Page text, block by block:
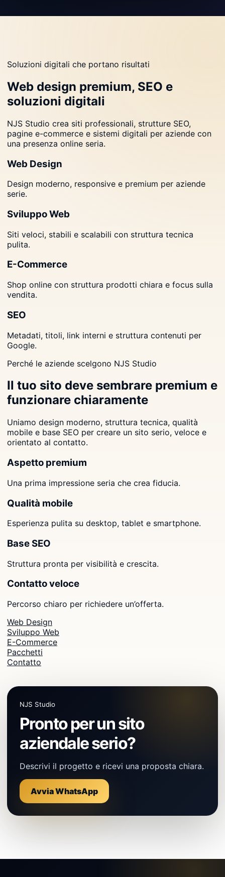
Soluzioni digitali che portano risultati
Web design premium, SEO e
soluzioni digitali
NJS Studio crea siti professionali, strutture SEO,
pagine e-commerce e sistemi digitali per aziende con
una presenza online seria.
Web Design
Design moderno, responsive e premium per aziende
serie.
Sviluppo Web
Siti veloci, stabili e scalabili con struttura tecnica
pulita.
E-Commerce
Shop online con struttura prodotti chiara e focus sulla
vendita.
SEO
Metadati, titoli, link interni e struttura contenuti per
Google.
Perché le aziende scelgono NJS Studio
Il tuo sito deve sembrare premium e
funzionare chiaramente
Uniamo design moderno, struttura tecnica, qualità
mobile e base SEO per creare un sito serio, veloce e
orientato al contatto.
Aspetto premium
Una prima impressione seria che crea fiducia.
Qualità mobile
Esperienza pulita su desktop, tablet e smartphone.
Base SEO
Struttura pronta per visibilità e crescita.
Contatto veloce
Percorso chiaro per richiedere un’offerta.
Web Design
Sviluppo Web
E-Commerce
Pacchetti
Contatto
NJS Studio
Pronto per un sito
aziendale serio?
Descrivi il progetto e ricevi una proposta chiara.
Avvia WhatsApp